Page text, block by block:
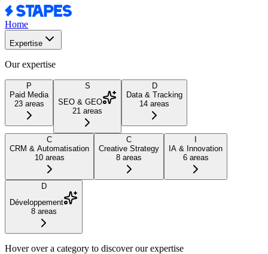
Home
Expertise
Our expertise
P
Paid Media
23 areas
S
SEO & GEO
21 areas
D
Data & Tracking
14 areas
C
CRM & Automatisation
10 areas
C
Creative Strategy
8 areas
IA & Innovation
6 areas
D
Développement
8 areas
Hover over a category to discover our expertise